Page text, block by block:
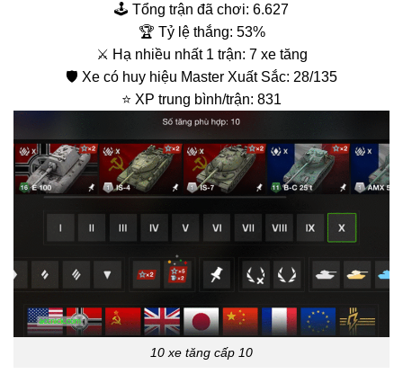
🕹️ Tổng trận đã chơi: 6.627
🏆 Tỷ lệ thắng: 53%
⚔️ Hạ nhiều nhất 1 trận: 7 xe tăng
🛡️ Xe có huy hiệu Master Xuất Sắc: 28/135
⭐ XP trung bình/trận: 831
10 xe tăng cấp 10